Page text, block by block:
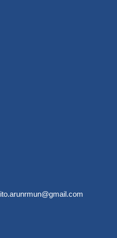
ito.arunrmun@gmail.com